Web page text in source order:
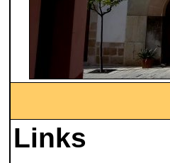
Links